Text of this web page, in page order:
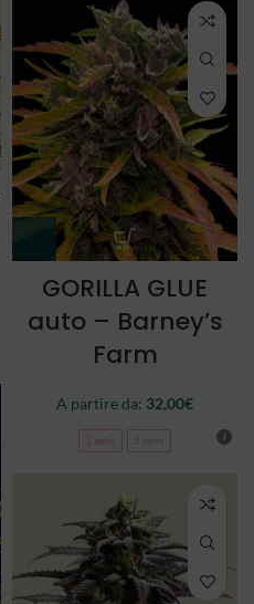
GORILLA GLUE
auto – Barney’s
Farm
A partire da: 32,00€
3 semi